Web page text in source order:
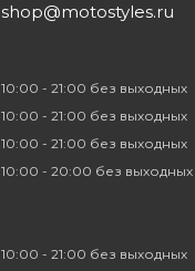
shop@motostyles.ru
10:00 - 21:00 без выходных
10:00 - 21:00 без выходных
10:00 - 21:00 без выходных
10:00 - 20:00 без выходных
10:00 - 21:00 без выходных